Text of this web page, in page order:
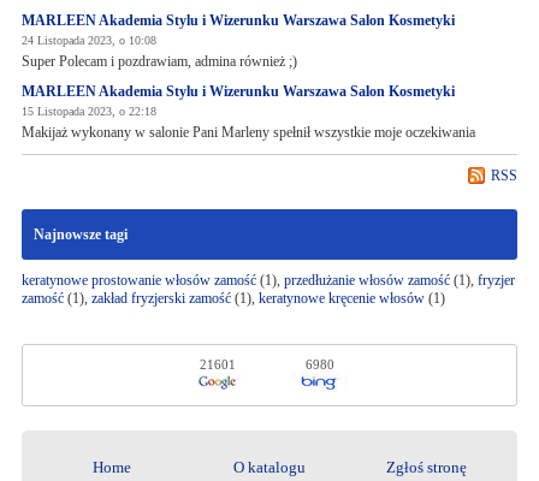
MARLEEN Akademia Stylu i Wizerunku Warszawa Salon Kosmetyki
24 Listopada 2023, o 10:08
Super Polecam i pozdrawiam, admina również ;)
MARLEEN Akademia Stylu i Wizerunku Warszawa Salon Kosmetyki
15 Listopada 2023, o 22:18
Makijaż wykonany w salonie Pani Marleny spełnił wszystkie moje oczekiwania
RSS
Najnowsze tagi
keratynowe prostowanie włosów zamość(1), przedłużanie włosów zamość(1), fryzjer
zamość(1), zakład fryzjerski zamość(1), keratynowe kręcenie włosów(1)
21601 6980
Home O katalogu Zgłoś stronę